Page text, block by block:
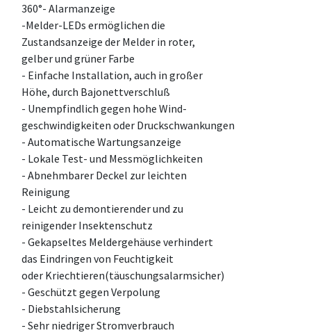
360°- Alarmanzeige
-Melder-LEDs ermöglichen die
Zustandsanzeige der Melder in roter,
gelber und grüner Farbe
- Einfache Installation, auch in großer
Höhe, durch Bajonettverschluß
- Unempfindlich gegen hohe Wind-
geschwindigkeiten oder Druckschwankungen
- Automatische Wartungsanzeige
- Lokale Test- und Messmöglichkeiten
- Abnehmbarer Deckel zur leichten
Reinigung
- Leicht zu demontierender und zu
reinigender Insektenschutz
- Gekapseltes Meldergehäuse verhindert
das Eindringen von Feuchtigkeit
oder Kriechtieren(täuschungsalarmsicher)
- Geschützt gegen Verpolung
- Diebstahlsicherung
- Sehr niedriger Stromverbrauch